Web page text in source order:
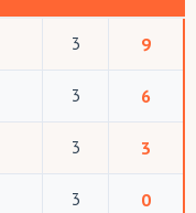
3 9
3 6
3 3
3 0